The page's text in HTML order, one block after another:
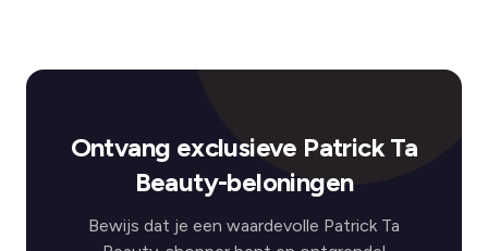
Ontvang exclusieve Patrick Ta
Beauty-beloningen
Bewijs dat je een waardevolle Patrick Ta